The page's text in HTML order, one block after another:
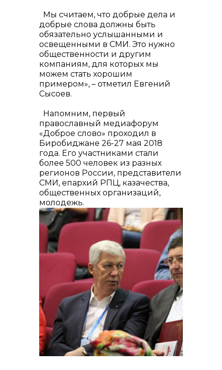
Мы считаем, что добрые дела и
добрые слова должны быть
обязательно услышанными и
освещенными в СМИ. Это нужно
общественности и другим
компаниям, для которых мы
можем стать хорошим
примером», – отметил Евгений
Сысоев.
Напомним, первый
православный медиафорум
«Доброе слово» проходил в
Биробиджане 26-27 мая 2018
года. Его участниками стали
более 500 человек из разных
регионов России, представители
СМИ, епархий РПЦ, казачества,
общественных организаций,
молодежь.